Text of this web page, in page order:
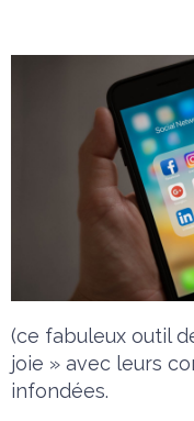
(ce fabuleux outil
joie » avec leurs
infondées.